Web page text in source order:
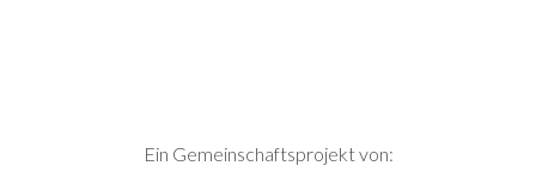
SEITENFUSSEin Gemeinschaftsprojekt von: